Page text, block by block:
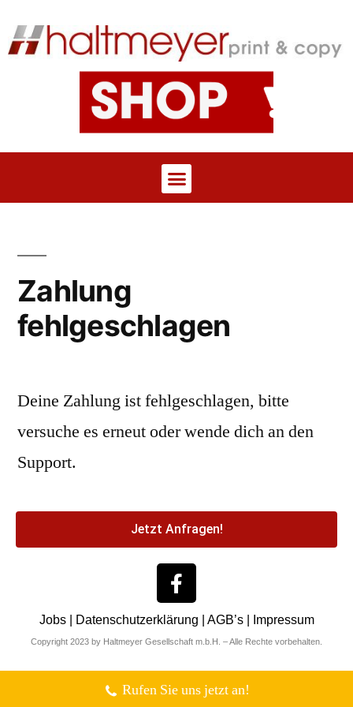
Zahlung
fehlgeschlagen
Deine Zahlung ist fehlgeschlagen, bitte
versuche es erneut oder wende dich an den
Support.
Jetzt Anfragen!
Jobs| Datenschutzerklärung AGB’s| Impressum
Copyright 2023 by Haltmeyer Gesellschaft m.b.H. – Alle Rechte vorbehalten.
Rufen Sie uns jetzt an!